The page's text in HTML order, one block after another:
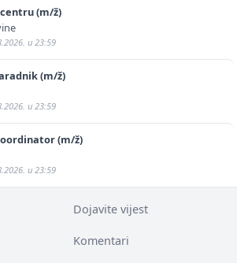
(m/ž)
u 23:59
(m/ž)
u 23:59
(m/ž)
u 23:59
Dojavite vijest
Komentari